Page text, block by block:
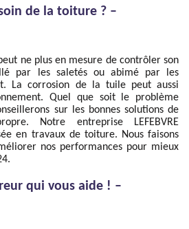
de la toiture ? –
ne plus en mesure de contrôler son
par les saletés ou abimé par les
La corrosion de la tuile peut aussi
Quel que soit le problème
sur les bonnes solutions de
Notre entreprise LEFEBVRE
en travaux de toiture. Nous faisons
nos performances pour mieux
qui vous aide ! –